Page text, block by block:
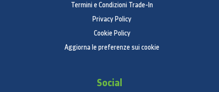
Termini e Condizioni Trade-In
Privacy Policy
Cookie Policy
Aggiorna le preferenze sui cookie
Social